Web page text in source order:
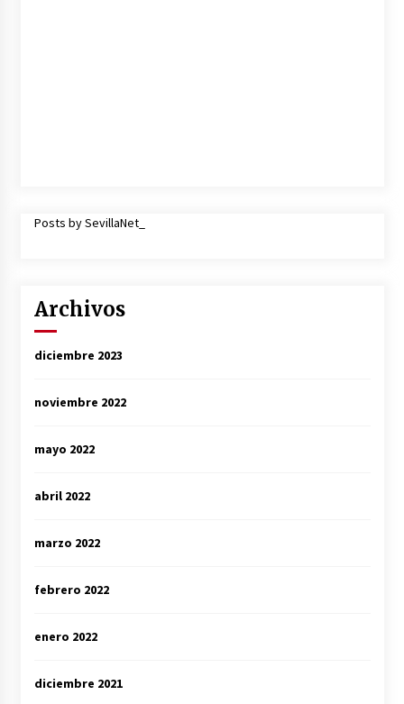
Posts by SevillaNet_
Archivos
diciembre 2023
noviembre 2022
mayo 2022
abril 2022
marzo 2022
febrero 2022
enero 2022
diciembre 2021